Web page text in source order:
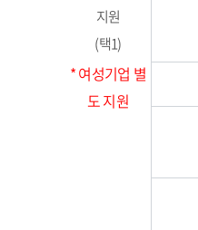
지원
(택1)
* 여성기업 별
도 지원